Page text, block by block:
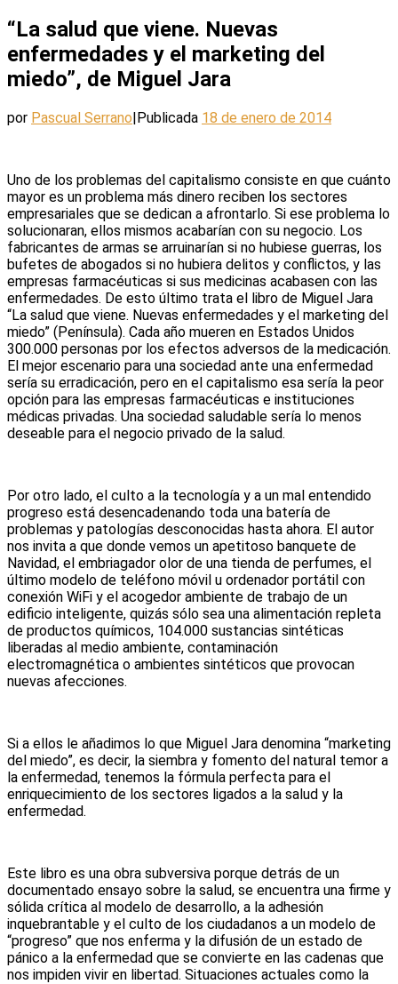
“La salud que viene. Nuevas
enfermedades y el marketing del
miedo”, de Miguel Jara
por Pascual Serrano|Publicada 18 de enero de 2014
Uno de los problemas del capitalismo consiste en que cuánto
mayor es un problema más dinero reciben los sectores
empresariales que se dedican a afrontarlo. Si ese problema lo
solucionaran, ellos mismos acabarían con su negocio. Los
fabricantes de armas se arruinarían si no hubiese guerras, los
bufetes de abogados si no hubiera delitos y conflictos, y las
empresas farmacéuticas si sus medicinas acabasen con las
enfermedades. De esto último trata el libro de Miguel Jara
“La salud que viene. Nuevas enfermedades y el marketing del
miedo” (Península). Cada año mueren en Estados Unidos
300.000 personas por los efectos adversos de la medicación.
El mejor escenario para una sociedad ante una enfermedad
sería su erradicación, pero en el capitalismo esa sería la peor
opción para las empresas farmacéuticas e instituciones
médicas privadas. Una sociedad saludable sería lo menos
deseable para el negocio privado de la salud.
Por otro lado, el culto a la tecnología y a un mal entendido
progreso está desencadenando toda una batería de
problemas y patologías desconocidas hasta ahora. El autor
nos invita a que donde vemos un apetitoso banquete de
Navidad, el embriagador olor de una tienda de perfumes, el
último modelo de teléfono móvil u ordenador portátil con
conexión WiFi y el acogedor ambiente de trabajo de un
edificio inteligente, quizás sólo sea una alimentación repleta
de productos químicos, 104.000 sustancias sintéticas
liberadas al medio ambiente, contaminación
electromagnética o ambientes sintéticos que provocan
nuevas afecciones.
Si a ellos le añadimos lo que Miguel Jara denomina “marketing
del miedo”, es decir, la siembra y fomento del natural temor a
la enfermedad, tenemos la fórmula perfecta para el
enriquecimiento de los sectores ligados a la salud y la
enfermedad.
Este libro es una obra subversiva porque detrás de un
documentado ensayo sobre la salud, se encuentra una firme y
sólida crítica al modelo de desarrollo, a la adhesión
inquebrantable y el culto de los ciudadanos a un modelo de
“progreso” que nos enferma y la difusión de un estado de
pánico a la enfermedad que se convierte en las cadenas que
nos impiden vivir en libertad. Situaciones actuales como la